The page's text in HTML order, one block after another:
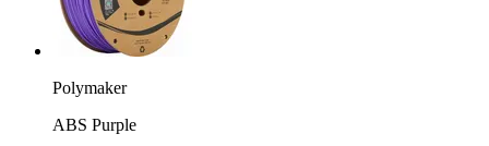
Polymaker
ABS Purple